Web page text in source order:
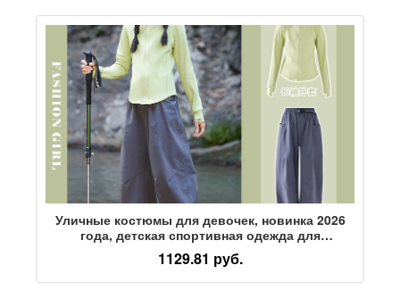
Уличные костюмы для девочек, новинка 2026
года, детская спортивная одежда для
альпинизма, быстросохнущие штаны для
больших детей, весенние куртки, одежда для
альпинизма
1129.81 руб.